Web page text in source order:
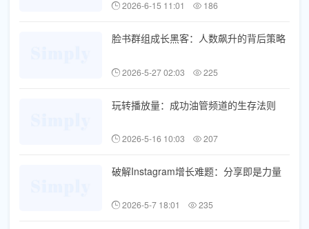
2026-6-15 11:01 186
脸书群组成长黑客：人数飙升的背后策略
2026-5-27 02:03 225
玩转播放量：成功油管频道的生存法则
2026-5-16 10:03 207
破解Instagram增长难题：分享即是力量
2026-5-7 18:01 235